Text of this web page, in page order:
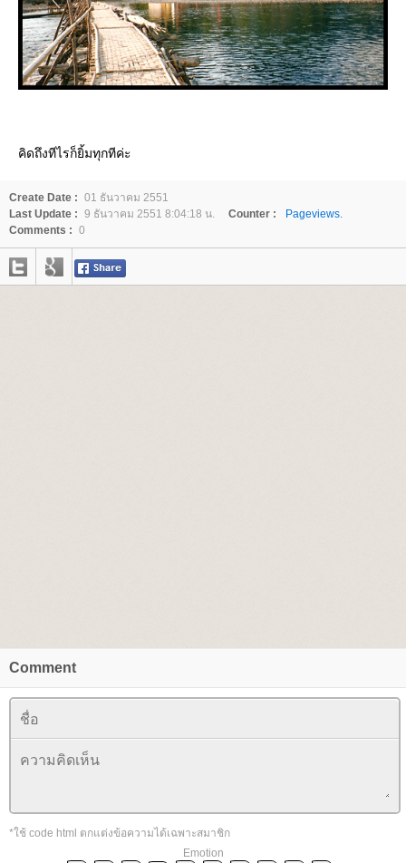
คิดถึงทีไรก็ยิ้มทุกทีค่ะ
Create Date : 01 ธันวาคม 2551
Last Update : 9 ธันวาคม 2551 8:04:18 น. Counter :
Pageviews.
Comments : 0
Comment
*ใช้ code html ตกแต่งข้อความได้เฉพาะสมาชิก
Emotion